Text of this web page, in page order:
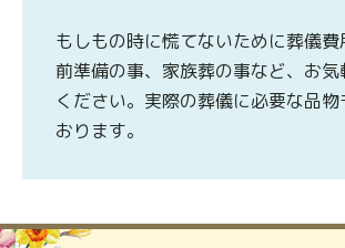
もしもの時に慌てないために葬儀費
前準備の事、家族葬の事など、お
ください。実際の葬儀に必要な品
おります。